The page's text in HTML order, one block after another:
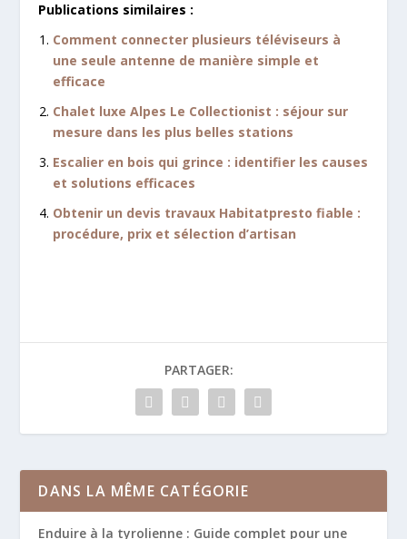
Publications similaires :
Comment connecter plusieurs téléviseurs à
une seule antenne de manière simple et
efficace
Chalet luxe Alpes Le Collectionist : séjour sur
mesure dans les plus belles stations
Escalier en bois qui grince : identifier les causes
et solutions efficaces
Obtenir un devis travaux Habitatpresto fiable :
procédure, prix et sélection d’artisan
PARTAGER:
DANS LA MÊME CATÉGORIE
Enduire à la tyrolienne : Guide complet pour une